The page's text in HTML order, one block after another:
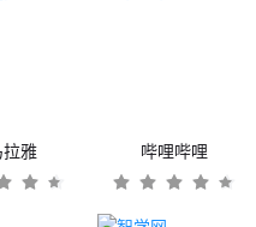
雅 哔哩哔哩